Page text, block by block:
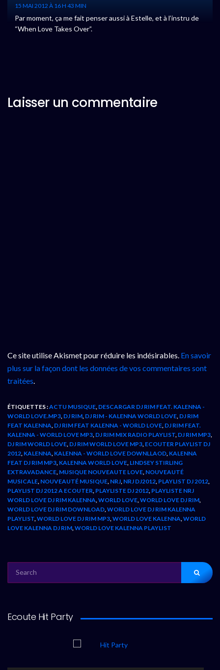
15 MAI 2012 À 16 H 43 MIN
Par moment, ça me fait penser aussi à Estelle, et à l’instru de
“When Love Takes Over”.
Laisser un commentaire
Ce site utilise Akismet pour réduire les indésirables. En savoir
plus sur la façon dont les données de vos commentaires sont
traitées.
ÉTIQUETTES :ACTU MUSIQUE, DESCARGAR DJ RIM FEAT. KALENNA -
WORLD LOVE.MP3, DJ RIM, DJ RIM - KALENNA WORLD LOVE, DJ RIM
FEAT KALENNA, DJ RIM FEAT KALENNA - WORLD LOVE, DJ RIM FEAT.
KALENNA - WORLD LOVE MP3, DJ RIM MIX RADIO PLAYLIST, DJ RIM MP3,
DJ RIM WORLD LOVE, DJ RIM WORLD LOVE MP3, ECOUTER PLAYLIST DJ
2012, KALENNA, KALENNA - WORLD LOVE DOWNLLAOD, KALENNA
FEAT DJ RIM MP3, KALENNA WORLD LOVE, LINDSEY STIRLING
EXTRAVADANCE, MUSIQUE NOUVEAUTE LOVE, NOUVEAUTÉ
MUSICALE, NOUVEAUTÉ MUSIQUE, NRJ, NRJ DJ2012, PLAYLIST DJ 2012,
PLAYLIST DJ 2012 A ECOUTER, PLAYLISTE DJ 2012, PLAYLISTE NRJ
WORLD LOVE DJ RIM KALENNA,WORLD LOVE,WORLD LOVE DJ RIM,
WORLD LOVE DJ RIM DOWNLOAD,WORLD LOVE DJ RIM KALENNA
PLAYLIST,WORLD LOVE DJ RIM MP3,WORLD LOVE KALENNA,WORLD
LOVE KALENNA DJ RIM,WORLD LOVE KALENNA PLAYLIST
FOR:
Ecoute Hit Party